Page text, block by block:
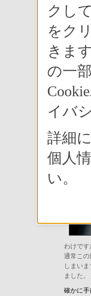
SとVシ
ン的に
からだ
インで
を基調
を感じ
まずは
当のテ
った。
「今ま
多くな
べくそ
めてい
わけで
通常こ
しまい
ました。
確かに
クし
をク
きま
の一
イバ
詳細
個人
い。